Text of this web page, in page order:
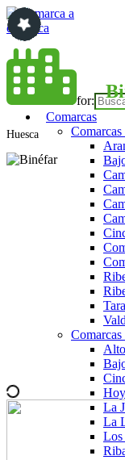
Saltar
al
contenido
Comarca a
Search for:
Comarcas
Comarcas
Comarcas
La
La
Los
Huesca